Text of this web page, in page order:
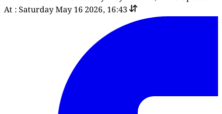
At : Saturday May 16 2026, 16:43